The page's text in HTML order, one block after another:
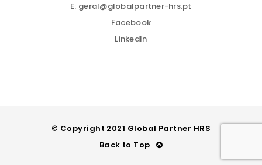
E: geral@globalpartner-hrs.pt
Facebook
LinkedIn
© Copyright 2021 Global Partner HRS
Back to Top